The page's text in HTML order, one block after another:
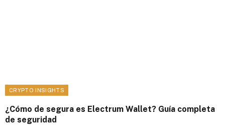
CRYPTO INSIGHTS
¿Cómo de segura es Electrum Wallet? Guía completa
de seguridad